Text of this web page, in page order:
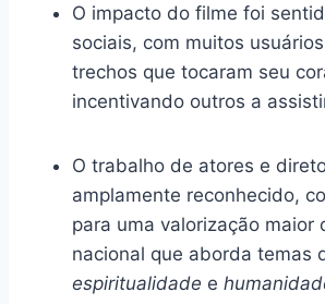
O impacto do filme foi
sociais, com muitos
trechos que tocaram seu
incentivando outros a
O trabalho de atores e
amplamente reconhecido,
para uma valorização maior
nacional que aborda temas
espiritualidade e